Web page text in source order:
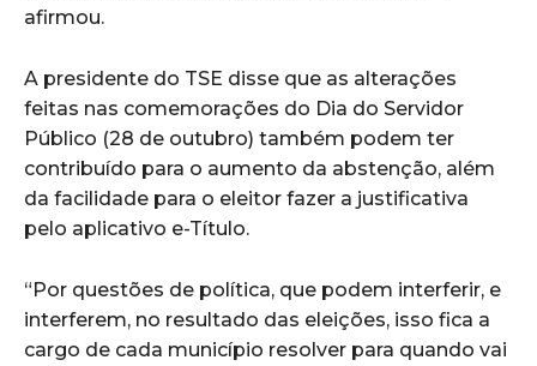
afirmou.
A presidente do TSE disse que as alterações
feitas nas comemorações do Dia do Servidor
Público (28 de outubro) também podem ter
contribuído para o aumento da abstenção, além
da facilidade para o eleitor fazer a justificativa
pelo aplicativo e-Título.
“Por questões de política, que podem interferir, e
interferem, no resultado das eleições, isso fica a
cargo de cada município resolver para quando vai